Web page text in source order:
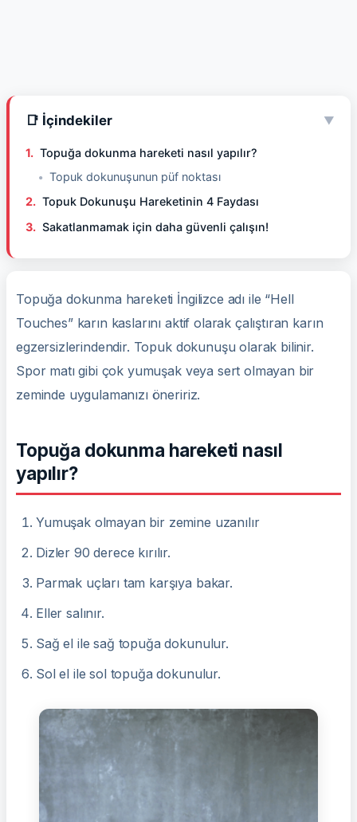
📑 İçindekiler ▼
Topuğa dokunma hareketi nasıl yapılır?
Topuk dokunuşunun püf noktası
Topuk Dokunuşu Hareketinin 4 Faydası
Sakatlanmamak için daha güvenli çalışın!
Topuğa dokunma hareketi İngilizce adı ile “Hell
Touches” karın kaslarını aktif olarak çalıştıran karın
egzersizlerindendir. Topuk dokunuşu olarak bilinir.
Spor matı gibi çok yumuşak veya sert olmayan bir
zeminde uygulamanızı öneririz.
Topuğa dokunma hareketi nasıl
yapılır?
Yumuşak olmayan bir zemine uzanılır
Dizler 90 derece kırılır.
Parmak uçları tam karşıya bakar.
Eller salınır.
Sağ el ile sağ topuğa dokunulur.
Sol el ile sol topuğa dokunulur.